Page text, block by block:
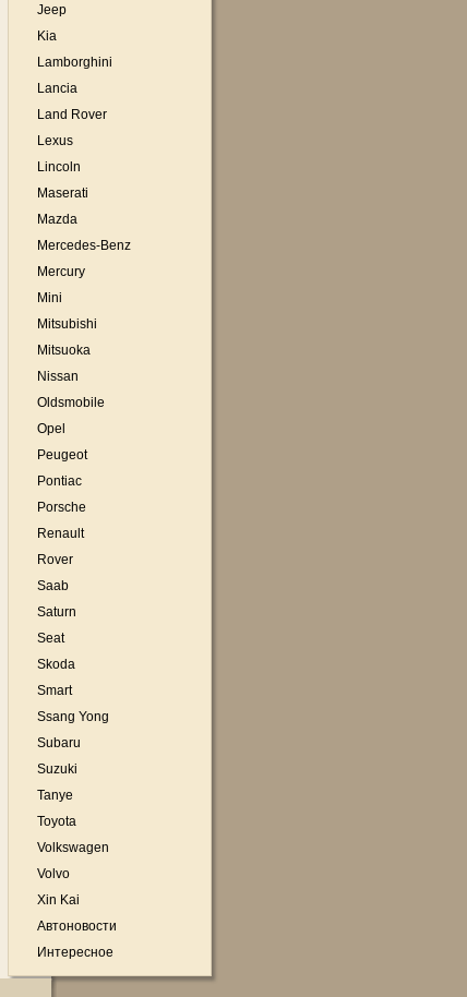
Jeep
Kia
Lamborghini
Lancia
Land Rover
Lexus
Lincoln
Maserati
Mazda
Mercedes-Benz
Mercury
Mini
Mitsubishi
Mitsuoka
Nissan
Oldsmobile
Opel
Peugeot
Pontiac
Porsche
Renault
Rover
Saab
Saturn
Seat
Skoda
Smart
Ssang Yong
Subaru
Suzuki
Tanye
Toyota
Volkswagen
Volvo
Xin Kai
Автоновости
Интересное